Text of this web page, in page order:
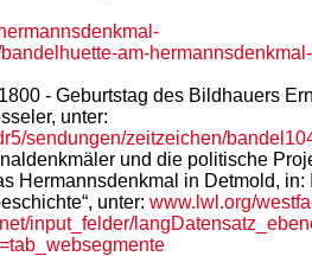
am-hermannsdenkmal-
- Geburtstag des Bildhauers
unter:
sendungen/zeitzeichen/
und die politische
Hermannsdenkmal in Detmold, in:
unter: www.lwl.org/
input_felder/